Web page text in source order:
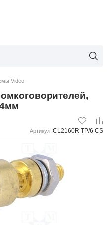
Video
Артикул: CL2160R TP/6 CS